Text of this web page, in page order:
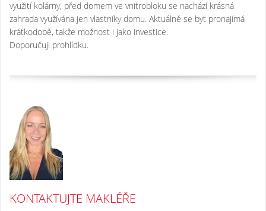
využití kolárny, před domem ve vnitrobloku se nachází krásná
zahrada využívána jen vlastníky domu. Aktuálně se byt pronajímá
krátkodobě, takže možnost i jako investice.
Doporučuji prohlídku.
KONTAKTUJTE MAKLÉŘE